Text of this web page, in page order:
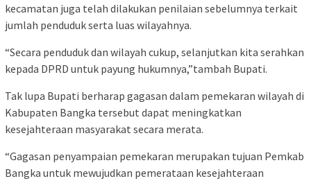
kecamatan juga telah dilakukan penilaian sebelumnya terkait
jumlah penduduk serta luas wilayahnya.
“Secara penduduk dan wilayah cukup, selanjutkan kita serahkan
kepada DPRD untuk payung hukumnya,”tambah Bupati.
Tak lupa Bupati berharap gagasan dalam pemekaran wilayah di
Kabupaten Bangka tersebut dapat meningkatkan
kesejahteraan masyarakat secara merata.
“Gagasan penyampaian pemekaran merupakan tujuan Pemkab
Bangka untuk mewujudkan pemerataan kesejahteraan